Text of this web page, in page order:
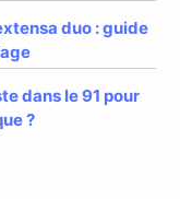
duo : guide
dans le 91 pour
?